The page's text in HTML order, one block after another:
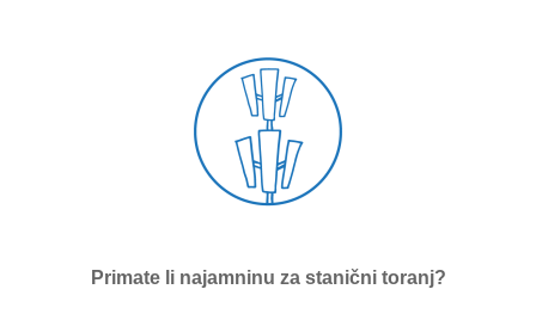
Primate li najamninu za stanični toranj?